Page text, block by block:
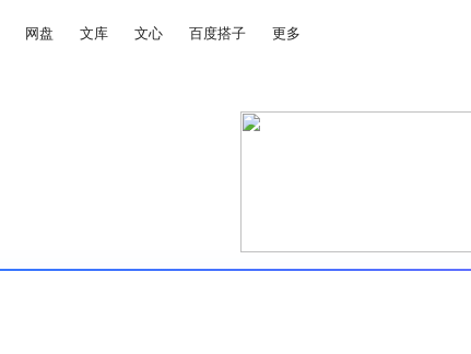
网盘 文库 文心 百度搭子 更多